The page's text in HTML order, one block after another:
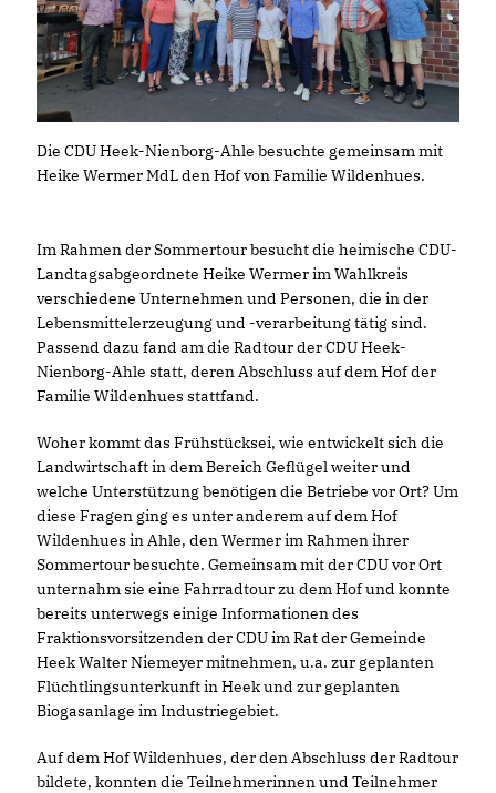
Die CDU Heek-Nienborg-Ahle besuchte gemeinsam mit
Heike Wermer MdL den Hof von Familie Wildenhues.
Im Rahmen der Sommertour besucht die heimische CDU-
Landtagsabgeordnete Heike Wermer im Wahlkreis
verschiedene Unternehmen und Personen, die in der
Lebensmittelerzeugung und -verarbeitung tätig sind.
Passend dazu fand am die Radtour der CDU Heek-
Nienborg-Ahle statt, deren Abschluss auf dem Hof der
Familie Wildenhues stattfand.
Woher kommt das Frühstücksei, wie entwickelt sich die
Landwirtschaft in dem Bereich Geflügel weiter und
welche Unterstützung benötigen die Betriebe vor Ort? Um
diese Fragen ging es unter anderem auf dem Hof
Wildenhues in Ahle, den Wermer im Rahmen ihrer
Sommertour besuchte. Gemeinsam mit der CDU vor Ort
unternahm sie eine Fahrradtour zu dem Hof und konnte
bereits unterwegs einige Informationen des
Fraktionsvorsitzenden der CDU im Rat der Gemeinde
Heek Walter Niemeyer mitnehmen, u.a. zur geplanten
Flüchtlingsunterkunft in Heek und zur geplanten
Biogasanlage im Industriegebiet.
Auf dem Hof Wildenhues, der den Abschluss der Radtour
bildete, konnten die Teilnehmerinnen und Teilnehmer